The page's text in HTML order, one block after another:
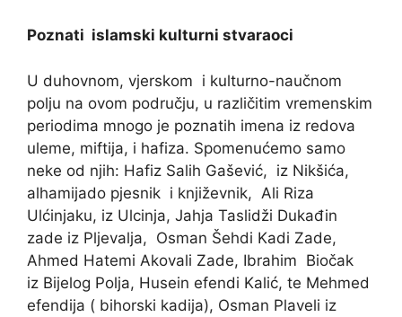
Poznati islamski kulturni stvaraoci
U duhovnom, vjerskom i kulturno-naučnom
polju na ovom području, u različitim vremenskim
periodima mnogo je poznatih imena iz redova
uleme, miftija, i hafiza. Spomenućemo samo
neke od njih: Hafiz Salih Gašević, iz Nikšića,
alhamijado pjesnik i književnik, Ali Riza
Ulćinjaku, iz Ulcinja, Jahja Taslidži Dukađin
zade iz Pljevalja, Osman Šehdi Kadi Zade,
Ahmed Hatemi Akovali Zade, Ibrahim Biočak
iz Bijelog Polja, Husein efendi Kalić, te Mehmed
efendija ( bihorski kadija), Osman Plaveli iz